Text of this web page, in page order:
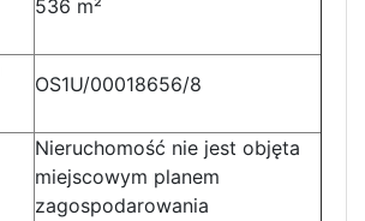
536 m²
OS1U/00018656/8
Nieruchomość nie jest objęta
miejscowym planem
zagospodarowania